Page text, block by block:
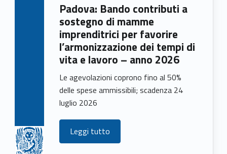
Padova: Bando contributi a
sostegno di mamme
imprenditrici per favorire
l’armonizzazione dei tempi di
vita e lavoro – anno 2026
Le agevolazioni coprono fino al 50%
delle spese ammissibili; scadenza 24
luglio 2026
Leggi tutto